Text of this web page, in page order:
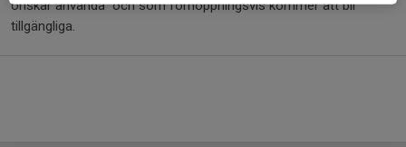
önskar använda och som förhoppningsvis kommer att bli
tillgängliga.